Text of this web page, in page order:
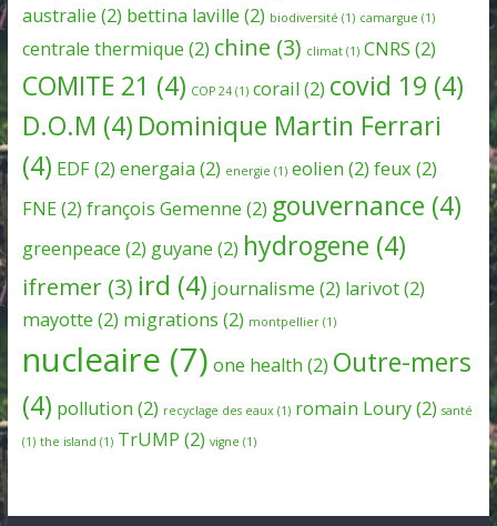
australie (2) bettina laville (2) biodiversité (1) camargue (1)
centrale thermique (2) chine (3) climat(1) CNRS (2)
COMITE 21 (4) COP 24(1) corail (2) covid 19 (4)
D.O.M (4) Dominique Martin Ferrari
(4) EDF(2) energaia (2) energie (1) eolien (2) feux (2)
FNE(2) françois Gemenne (2) gouvernance (4)
greenpeace (2) guyane (2) hydrogene (4)
ifremer(3) ird (4) journalisme (2) larivot(2)
mayotte (2) migrations (2) montpellier(1)
nucleaire (7) one health (2) Outre-mers
(4) pollution (2) recyclage des eaux (1) romain Loury(2) santé
(1) the island (1) TrUMP (2) vigne (1)